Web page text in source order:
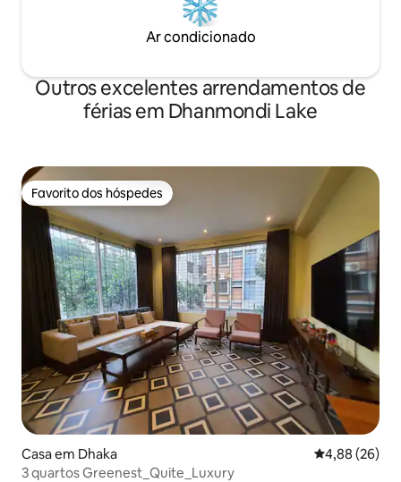
Ar condicionado
Outros excelentes arrendamentos de
férias em Dhanmondi Lake
Favorito dos hóspedes
Favorito dos hóspedes
Casa em Dhaka Classificação
4,88 (26)
3 quartos Greenest_Quite_Luxury